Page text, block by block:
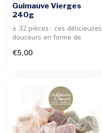
Guimauve Vierges
240g
± 32 pièces : ces délicieuses
douceurs en forme de
textur...
€5,00